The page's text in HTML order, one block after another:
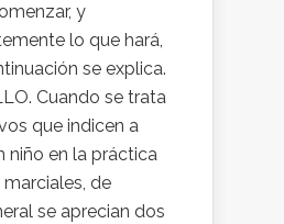
y
lo que hará,
se explica.
Cuando se trata
que indicen a
niño en la práctica
de
se aprecian dos